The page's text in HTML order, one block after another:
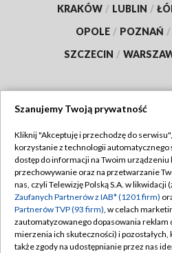
KRAKÓW / LUBLIN /
OPOLE / POZNAŃ /
SZCZECIN /
TVP
Abonament TVP
Emisja w TVP
Centrum informacji TVP
Naziemna Telewizja Cyfrowa
Polityka
Moje
Szanujemy Twoją prywatność
Kliknij "Akceptuję i przechodzę do
korzystanie z technologii automatycznego
dostęp do informacji na Twoim urządzeniu
przechowywanie oraz na przetwarzanie
nas, czyli Telewizję Polską S.A. w likwidacji
Zaufanych Partnerów z IAB* (1201 firm)
Partnerów TVP (93 firm), w celach
zautomatyzowanego dopasowania reklam
mierzenia ich skuteczności) i
także zgody na udostępnianie przez nas